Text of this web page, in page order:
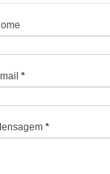
*
*